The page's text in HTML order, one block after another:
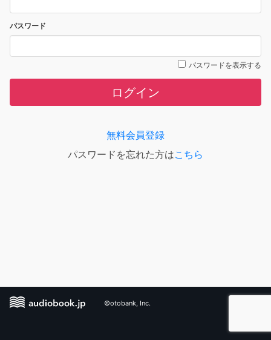
パスワード
パスワードを表示する
ログイン
無料会員登録
パスワードを忘れた方はこちら
©otobank, Inc.